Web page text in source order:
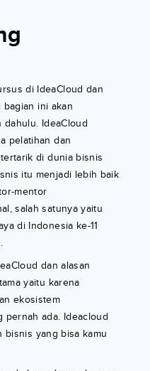
di IdeaCloud dan
bagian ini akan
dahulu. IdeaCloud
pelatihan dan
di dunia bisnis
itu menjadi lebih baik
mentor
salah satunya yaitu
di Indonesia ke-11
dan alasan
yaitu karena
ekosistem
ada. Ideacloud
bisnis yang bisa kamu